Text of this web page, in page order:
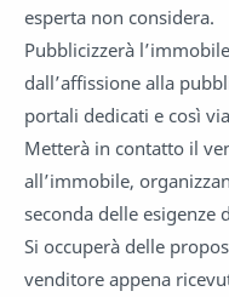
esperta non considera.
Pubblicizzerà
dall’affissione alla
portali dedicati e così
Metterà in contatto il
all’immobile,
seconda delle esigenze
Si occuperà delle
venditore appena